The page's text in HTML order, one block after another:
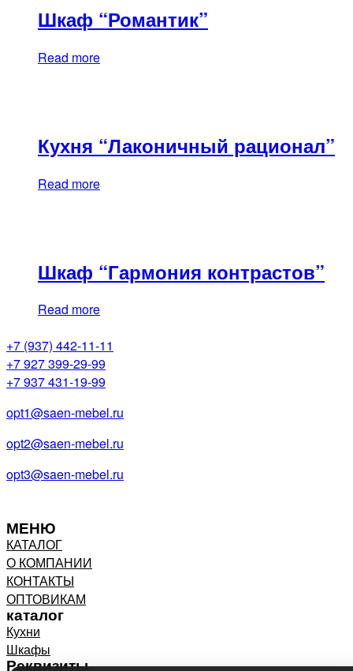
Шкаф “Романтик”
Read more
Кухня “Лаконичный рационал”
Read more
Шкаф “Гармония контрастов”
Read more
+7 (937) 442-11-11
+7 927 399-29-99
+7 937 431-19-99
opt1@saen-mebel.ru
opt2@saen-mebel.ru
opt3@saen-mebel.ru
МЕНЮ
КАТАЛОГ
О КОМПАНИИ
КОНТАКТЫ
ОПТОВИКАМ
каталог
Кухни
Шкафы
Реквизиты